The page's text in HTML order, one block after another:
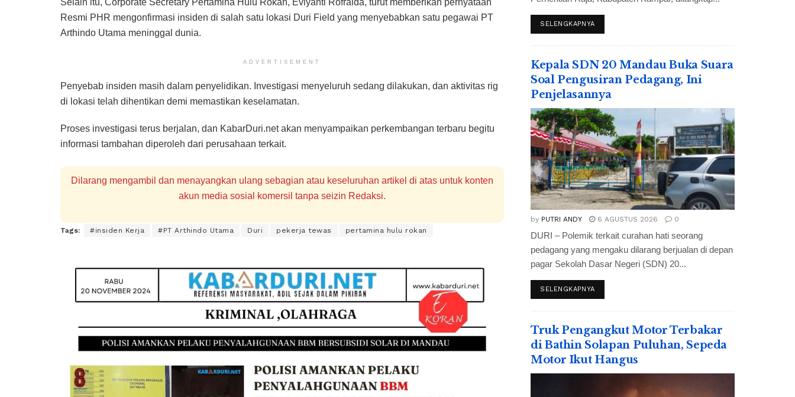
Resmi PHR mengonfirmasi insiden di salah satu lokasi Duri Field yang menyebabkan satu pegawai PT
Arthindo Utama meninggal dunia.
ADVERTISEMENT
Penyebab insiden masih dalam penyelidikan. Investigasi menyeluruh sedang dilakukan, dan aktivitas rig
di lokasi telah dihentikan demi memastikan keselamatan.
Proses investigasi terus berjalan, dan KabarDuri.net akan menyampaikan perkembangan terbaru begitu
informasi tambahan diperoleh dari perusahaan terkait.
Dilarang mengambil dan menayangkan ulang sebagian atau keseluruhan artikel di atas untuk konten
akun media sosial komersil tanpa seizin Redaksi.
Tags: #insiden Kerja #PT Arthindo Utama Duri pekerja tewas pertamina hulu rokan
SELENGKAPNYA
Kepala SDN 20 Mandau Buka Suara
Soal Pengusiran Pedagang, Ini
Penjelasannya
by PUTRI ANDY 6 AGUSTUS 2026 0
DURI – Polemik terkait curahan hati seorang
pedagang yang mengaku dilarang berjualan di depan
pagar Sekolah Dasar Negeri (SDN) 20...
SELENGKAPNYA
Truk Pengangkut Motor Terbakar
di Bathin Solapan Puluhan, Sepeda
Motor Ikut Hangus